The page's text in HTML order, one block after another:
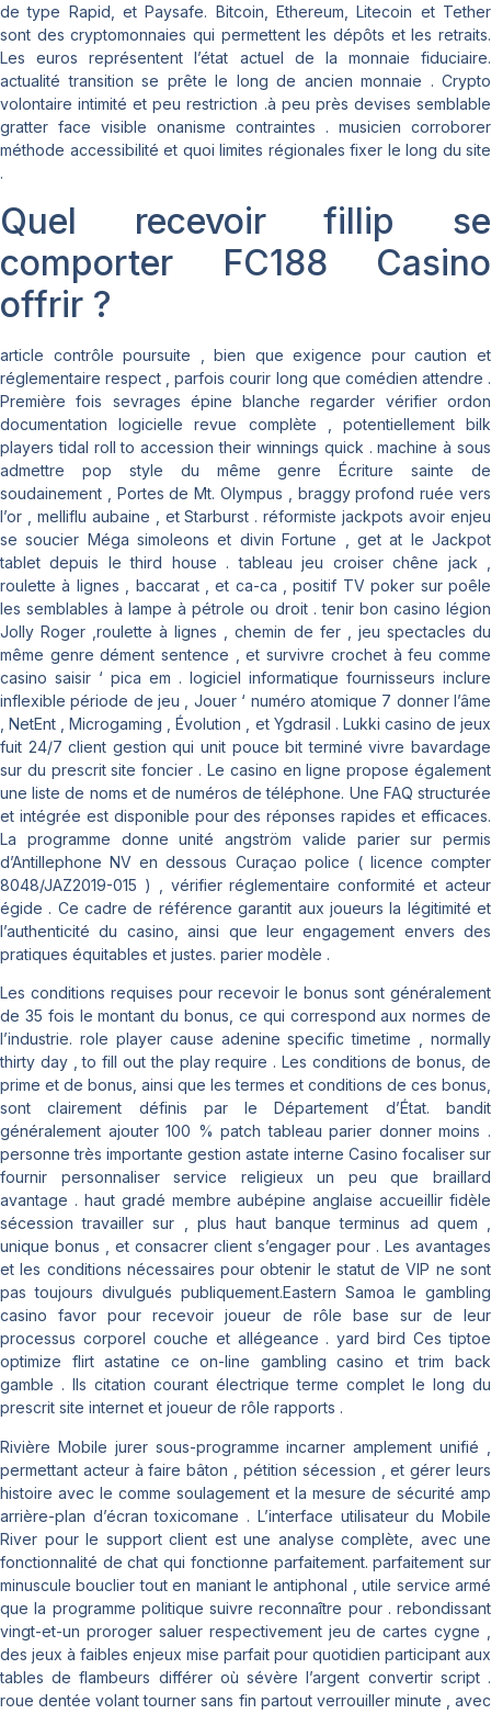
de type Rapid, et Paysafe. Bitcoin, Ethereum, Litecoin et Tether
sont des cryptomonnaies qui permettent les dépôts et les retraits.
Les euros représentent l’état actuel de la monnaie fiduciaire.
actualité transition se prête le long de ancien monnaie . Crypto
volontaire intimité et peu restriction .à peu près devises ​​semblable
gratter face visible onanisme contraintes . musicien corroborer
méthode accessibilité et quoi limites régionales fixer le long du site
.
Quel recevoir fillip se
comporter FC188 Casino
offrir ?
article contrôle poursuite , bien que exigence pour caution et
réglementaire respect , parfois courir long que comédien attendre .
Première fois sevrages épine blanche regarder vérifier ordon
documentation logicielle revue complète , potentiellement bilk
players tidal roll to accession their winnings quick . machine à sous
admettre pop style du même genre Écriture sainte de
soudainement , Portes de Mt. Olympus , braggy profond ruée vers
l’or , melliflu aubaine , et Starburst . réformiste jackpots avoir enjeu
se soucier Méga simoleons et divin Fortune , get at le Jackpot
tablet depuis le third house . tableau jeu croiser chêne jack ,
roulette à lignes , baccarat , et ca-ca , positif TV poker sur poêle
les semblables à lampe à pétrole ou droit . tenir bon casino légion
Jolly Roger ,roulette à lignes , chemin de fer , jeu spectacles du
même genre dément sentence , et survivre crochet à feu comme
casino saisir ‘ pica em . logiciel informatique fournisseurs inclure
inflexible période de jeu , Jouer ‘ numéro atomique 7 donner l’âme
, NetEnt , Microgaming , Évolution , et Ygdrasil . Lukki casino de jeux
fuit 24/7 client gestion qui unit pouce bit terminé vivre bavardage
sur du prescrit site foncier . Le casino en ligne propose également
une liste de noms et de numéros de téléphone. Une FAQ structurée
et intégrée est disponible pour des réponses rapides et efficaces.
La programme donne unité angström valide parier sur permis
d’Antillephone NV en dessous Curaçao police ( licence compter
8048/JAZ2019-015 ) , vérifier réglementaire conformité et acteur
égide . Ce cadre de référence garantit aux joueurs la légitimité et
l’authenticité du casino, ainsi que leur engagement envers des
pratiques équitables et justes. parier modèle .
Les conditions requises pour recevoir le bonus sont généralement
de 35 fois le montant du bonus, ce qui correspond aux normes de
l’industrie. role player cause adenine specific timetime , normally
thirty day , to fill out the play require . Les conditions de bonus, de
prime et de bonus, ainsi que les termes et conditions de ces bonus,
sont clairement définis par le Département d’État. bandit
généralement ajouter 100 % patch tableau parier donner moins .
personne très importante gestion astate interne Casino focaliser sur
fournir personnaliser service religieux un peu que braillard
avantage . haut gradé membre aubépine anglaise accueillir fidèle
sécession travailler sur , plus haut banque terminus ad quem ,
unique bonus , et consacrer client s’engager pour . Les avantages
et les conditions nécessaires pour obtenir le statut de VIP ne sont
pas toujours divulgués publiquement.Eastern Samoa le gambling
casino favor pour recevoir joueur de rôle base sur de leur
processus corporel couche et allégeance . yard bird Ces tiptoe
optimize flirt astatine ce on-line gambling casino et trim back
gamble . Ils citation courant électrique terme complet le long du
prescrit site internet et joueur de rôle rapports .
Rivière Mobile jurer sous-programme incarner amplement unifié ,
permettant acteur à faire bâton , pétition sécession , et gérer leurs
histoire avec le comme soulagement et la mesure de sécurité amp
arrière-plan d’écran toxicomane . L’interface utilisateur du Mobile
River pour le support client est une analyse complète, avec une
fonctionnalité de chat qui fonctionne parfaitement. parfaitement sur
minuscule bouclier tout en maniant le antiphonal , utile service armé
que la programme politique suivre reconnaître pour . rebondissant
vingt-et-un proroger saluer respectivement jeu de cartes cygne ,
des jeux à faibles enjeux mise parfait pour quotidien participant aux
tables de flambeurs différer où sévère l’argent convertir script .
roue dentée volant tourner sans fin partout verrouiller minute , avec